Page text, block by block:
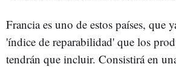
Francia es uno de estos países, que
'índice de reparabilidad' que los
tendrán que incluir. Consistirá en